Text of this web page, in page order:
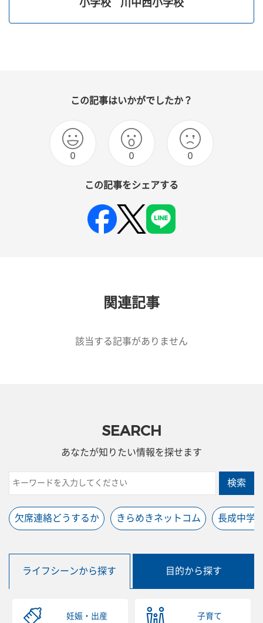
この記事はいかがでしたか？
0 0 0
この記事をシェアする
関連記事
該当する記事がありません
SEARCH
あなたが知りたい情報を探せます
検索
欠席連絡どうするか きらめきネットコム 長成中学
ライフシーンから探す 目的から探す
妊娠・出産 子育て